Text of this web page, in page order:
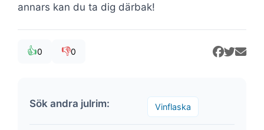
annars kan du ta dig därbak!
👍0 👎0
Sök andra julrim: Vinflaska